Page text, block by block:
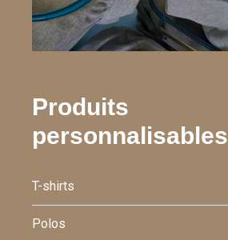
Produits
personnalisables
T-shirts
Polos